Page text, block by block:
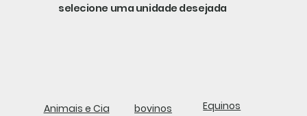
selecione uma unidade desejada
Animais e Cia Equinos
bovinos